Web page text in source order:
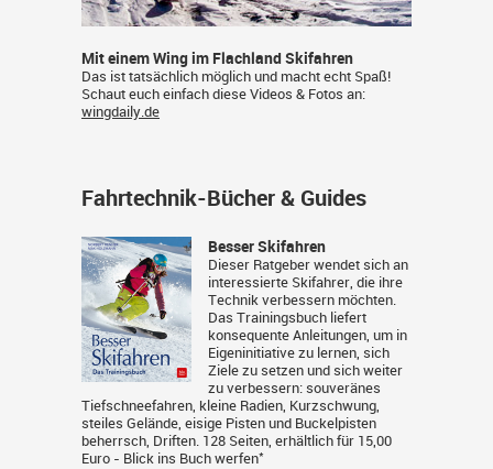
Mit einem Wing im Flachland Skifahren
Das ist tatsächlich möglich und macht echt Spaß!
Schaut euch einfach diese Videos & Fotos an:
wingdaily.de
Fahrtechnik-Bücher & Guides
Besser Skifahren
Dieser Ratgeber wendet sich an
interessierte Skifahrer, die ihre
Technik verbessern möchten.
Das Trainingsbuch liefert
konsequente Anleitungen, um in
Eigeninitiative zu lernen, sich
Ziele zu setzen und sich weiter
zu verbessern: souveränes
Tiefschneefahren, kleine Radien, Kurzschwung,
steiles Gelände, eisige Pisten und Buckelpisten
beherrsch, Driften. 128 Seiten, erhältlich für 15,00
Euro - Blick ins Buch werfen*